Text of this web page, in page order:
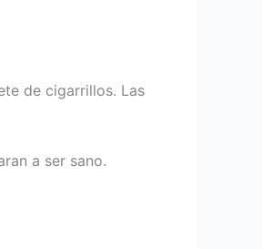
de cigarrillos. Las
a ser sano.